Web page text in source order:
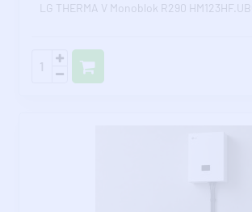
LG THERMA V Monoblok R290